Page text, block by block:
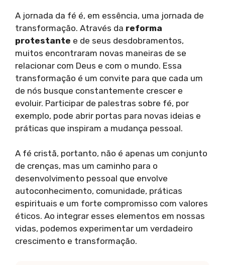
A jornada da fé é, em essência, uma jornada de
transformação. Através da reforma
protestante e de seus desdobramentos,
muitos encontraram novas maneiras de se
relacionar com Deus e com o mundo. Essa
transformação é um convite para que cada um
de nós busque constantemente crescer e
evoluir. Participar de palestras sobre fé, por
exemplo, pode abrir portas para novas ideias e
práticas que inspiram a mudança pessoal.
A fé cristã, portanto, não é apenas um conjunto
de crenças, mas um caminho para o
desenvolvimento pessoal que envolve
autoconhecimento, comunidade, práticas
espirituais e um forte compromisso com valores
éticos. Ao integrar esses elementos em nossas
vidas, podemos experimentar um verdadeiro
crescimento e transformação.